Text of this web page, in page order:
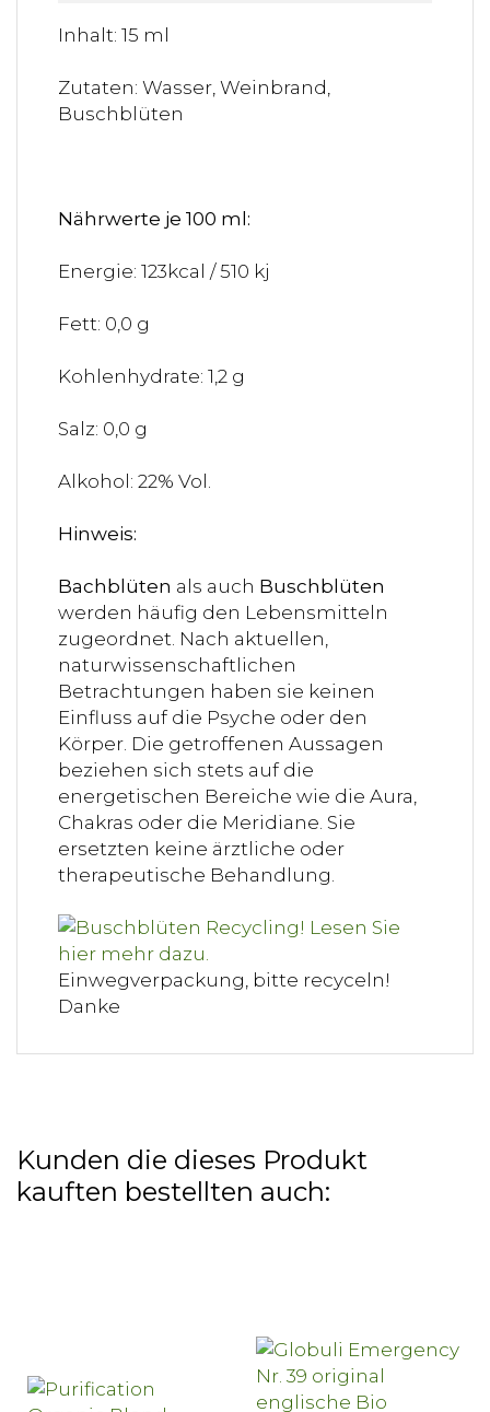
Inhalt: 15 ml
Zutaten: Wasser, Weinbrand,
Buschblüten
Nährwerte je 100 ml:
Energie: 123kcal / 510 kj
Fett: 0,0 g
Kohlenhydrate: 1,2 g
Salz: 0,0 g
Alkohol: 22% Vol.
Hinweis:
Bachblüten als auch Buschblüten
werden häufig den Lebensmitteln
zugeordnet. Nach aktuellen,
naturwissenschaftlichen
Betrachtungen haben sie keinen
Einfluss auf die Psyche oder den
Körper. Die getroffenen Aussagen
beziehen sich stets auf die
energetischen Bereiche wie die Aura,
Chakras oder die Meridiane. Sie
ersetzten keine ärztliche oder
therapeutische Behandlung.
Einwegverpackung, bitte recyceln!
Danke
Kunden die dieses Produkt
kauften bestellten auch: